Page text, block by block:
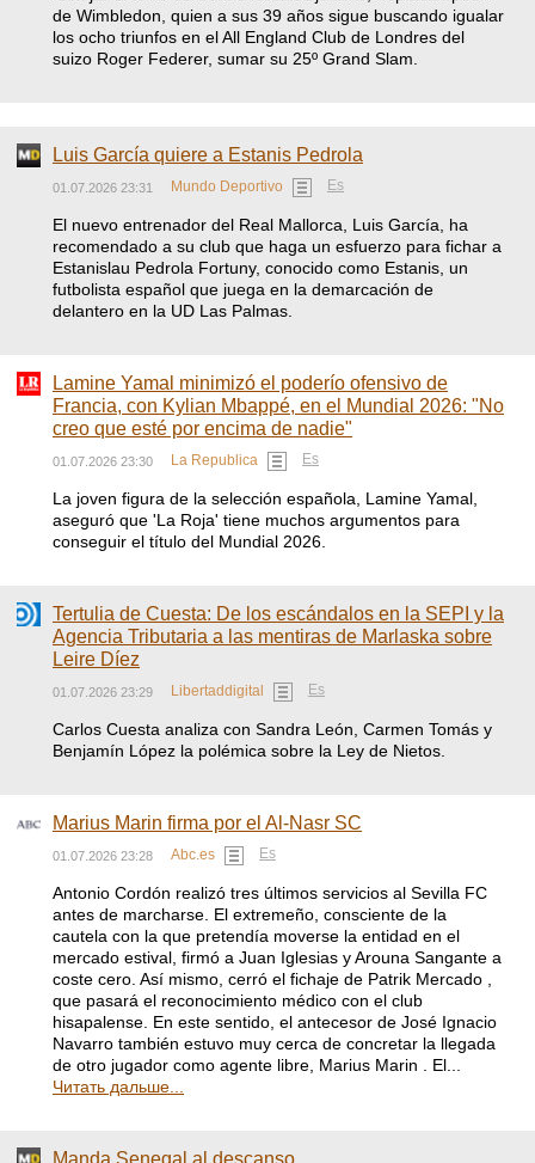
de Wimbledon, quien a sus 39 años sigue buscando igualar
los ocho triunfos en el All England Club de Londres del
suizo Roger Federer, sumar su 25º Grand Slam.
Luis García quiere a Estanis Pedrola
01.07.2026 23:31 Mundo Deportivo Es
El nuevo entrenador del Real Mallorca, Luis García, ha
recomendado a su club que haga un esfuerzo para fichar a
Estanislau Pedrola Fortuny, conocido como Estanis, un
futbolista español que juega en la demarcación de
delantero en la UD Las Palmas.
Lamine Yamal minimizó el poderío ofensivo de
Francia, con Kylian Mbappé, en el Mundial 2026: "No
creo que esté por encima de nadie"
01.07.2026 23:30 La Republica Es
La joven figura de la selección española, Lamine Yamal,
aseguró que 'La Roja' tiene muchos argumentos para
conseguir el título del Mundial 2026.
Tertulia de Cuesta: De los escándalos en la SEPI y la
Agencia Tributaria a las mentiras de Marlaska sobre
Leire Díez
01.07.2026 23:29 Libertaddigital Es
Carlos Cuesta analiza con Sandra León, Carmen Tomás y
Benjamín López la polémica sobre la Ley de Nietos.
Marius Marin firma por el Al-Nasr SC
01.07.2026 23:28 Abc.es Es
Antonio Cordón realizó tres últimos servicios al Sevilla FC
antes de marcharse. El extremeño, consciente de la
cautela con la que pretendía moverse la entidad en el
mercado estival, firmó a Juan Iglesias y Arouna Sangante a
coste cero. Así mismo, cerró el fichaje de Patrik Mercado ,
que pasará el reconocimiento médico con el club
hisapalense. En este sentido, el antecesor de José Ignacio
Navarro también estuvo muy cerca de concretar la llegada
de otro jugador como agente libre, Marius Marin . El...
Читать дальше...
Manda Senegal al descanso